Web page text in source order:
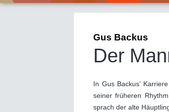
Gus Backus
Der
In Gus Backus’
seiner früheren
sprach der alte